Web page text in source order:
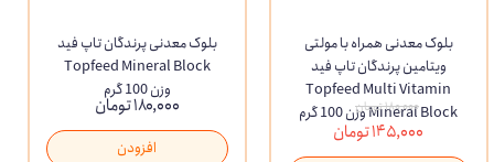
بلوک معدنی همراه با مولتی
ویتامین پرندگان تاپ فید
Topfeed Multi Vitamin
Mineral Block وزن 100 گرم
۱۸۰,۰۰۰ تومان
۱۴۵,۰۰۰ تومان
بلوک معدنی پرندگان تاپ فید
Topfeed Mineral Block
وزن 100 گرم
۱۸۰,۰۰۰ تومان
افزودن